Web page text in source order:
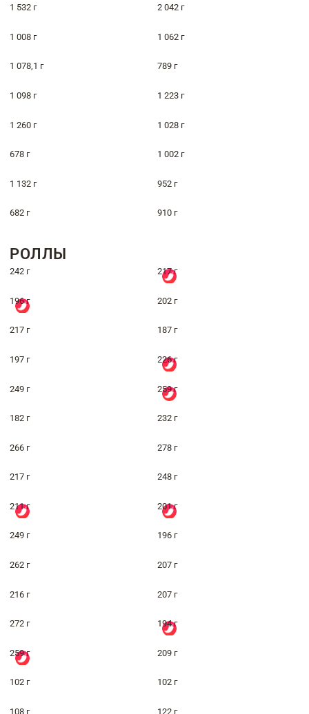
1 532 г 2 042 г
1 008 г 1 062 г
1 078,1 г 789 г
1 098 г 1 223 г
1 260 г 1 028 г
678 г 1 002 г
1 132 г 952 г
682 г 910 г
РОЛЛЫ
242 г 217 г
196 г 202 г
217 г 187 г
197 г 226 г
249 г 259 г
182 г 232 г
266 г 278 г
217 г 248 г
211 г 201 г
249 г 196 г
262 г 207 г
216 г 207 г
272 г 194 г
259 г 209 г
102 г 102 г
108 г 122 г